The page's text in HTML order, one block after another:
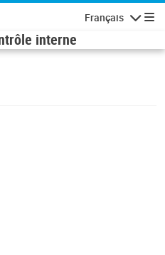
Français
interne